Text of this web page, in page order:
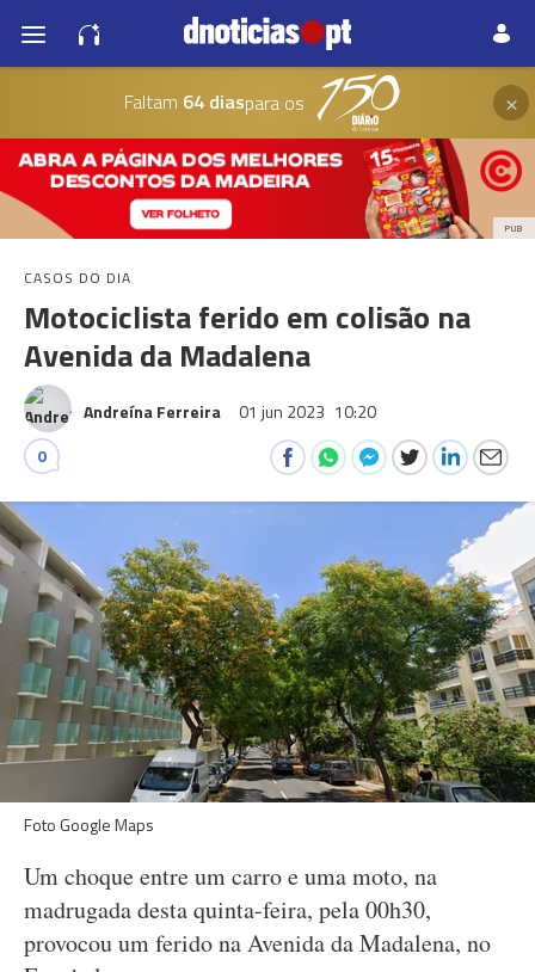
Faltam 64 diaspara os ×
PUB
CASOS DO DIA
Motociclista ferido em colisão na
Avenida da Madalena
Andreína Ferreira 01 jun 2023 10:20
0
Foto Google Maps
Um choque entre um carro e uma moto, na
madrugada desta quinta-feira, pela 00h30,
provocou um ferido na Avenida da Madalena, no